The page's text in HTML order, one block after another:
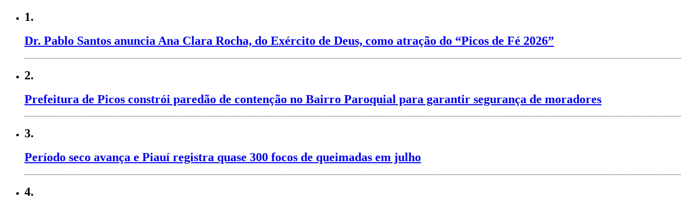
1.
Dr. Pablo Santos anuncia Ana Clara Rocha, do Exército de Deus, como atração do “Picos de Fé 2026”
2.
Prefeitura de Picos constrói paredão de contenção no Bairro Paroquial para garantir segurança de moradores
3.
Período seco avança e Piauí registra quase 300 focos de queimadas em julho
4.